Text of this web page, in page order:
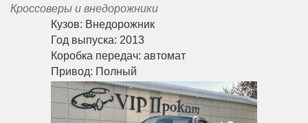
Кроссоверы и внедорожники
Кузов: Внедорожник
Год выпуска: 2013
Коробка передач: автомат
Привод: Полный